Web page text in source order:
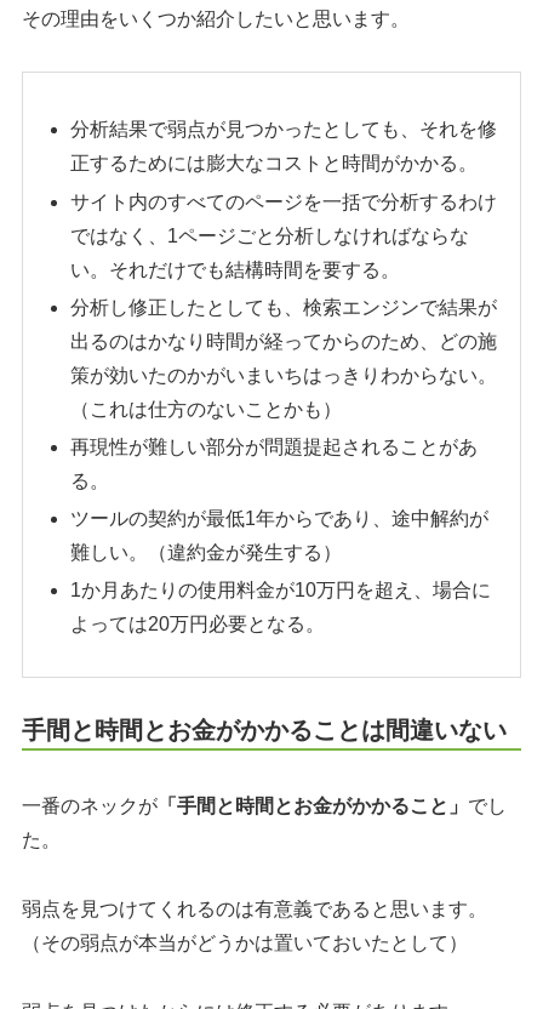
その理由をいくつか紹介したいと思います。
分析結果で弱点が見つかったとしても、それを修
正するためには膨大なコストと時間がかかる。
サイト内のすべてのページを一括で分析するわけ
ではなく、1ページごと分析しなければならな
い。それだけでも結構時間を要する。
分析し修正したとしても、検索エンジンで結果が
出るのはかなり時間が経ってからのため、どの施
策が効いたのかがいまいちはっきりわからない。
（これは仕方のないことかも）
再現性が難しい部分が問題提起されることがあ
る。
ツールの契約が最低1年からであり、途中解約が
難しい。（違約金が発生する）
1か月あたりの使用料金が10万円を超え、場合に
よっては20万円必要となる。
手間と時間とお金がかかることは間違いない
一番のネックが 「手間と時間とお金がかかること」 でし
た。
弱点を見つけてくれるのは有意義であると思います。
（その弱点が本当がどうかは置いておいたとして）